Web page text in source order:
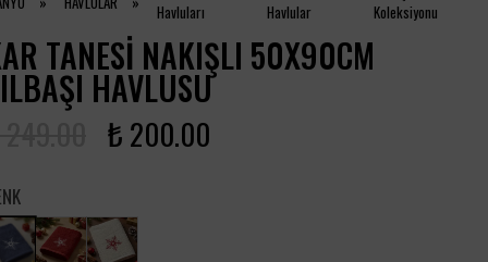
Havluları
Havlular
Koleksiyonu
TANESI NAKIŞLI 50X90CM
HAVLUSU
₺ 200.00